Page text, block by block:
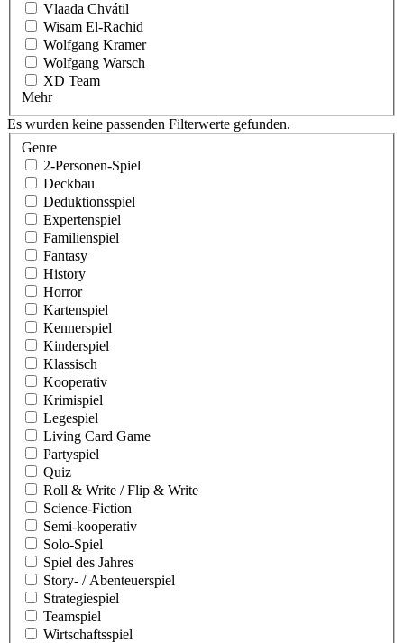
Vlaada Chvátil
Wisam El-Rachid
Wolfgang Kramer
Wolfgang Warsch
XD Team
Mehr
Es wurden keine passenden Filterwerte gefunden.
Genre
2-Personen-Spiel
Deckbau
Deduktionsspiel
Expertenspiel
Familienspiel
Fantasy
History
Horror
Kartenspiel
Kennerspiel
Kinderspiel
Klassisch
Kooperativ
Krimispiel
Legespiel
Living Card Game
Partyspiel
Quiz
Roll & Write / Flip & Write
Science-Fiction
Semi-kooperativ
Solo-Spiel
Spiel des Jahres
Story- / Abenteuerspiel
Strategiespiel
Teamspiel
Wirtschaftsspiel